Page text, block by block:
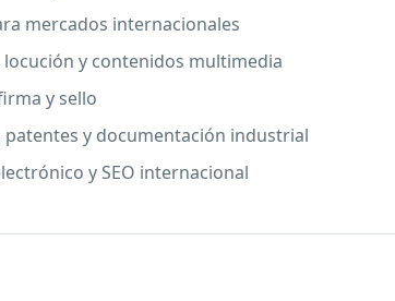
mercados internacionales
y contenidos multimedia
y sello
patentes y documentación industrial
y SEO internacional